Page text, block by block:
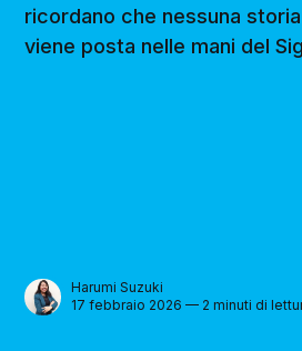
ricordano che nessuna
viene posta nelle mani del
Harumi Suzuki
17 febbraio 2026 — 2 minuti di